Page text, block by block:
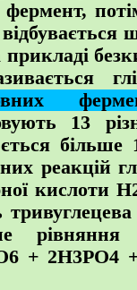
прикладі
13
більше
реакцій
кислоти
рівняння
+ 2Н3РО4